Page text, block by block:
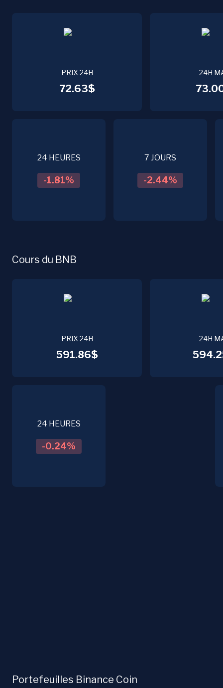
PRIX 24H
72.63$
24H
24 HEURES
-1.81%
7 JOURS
-2.44%
Cours du BNB
PRIX 24H
591.86$
24H
24 HEURES
-0.24%
Portefeuilles Binance Coin